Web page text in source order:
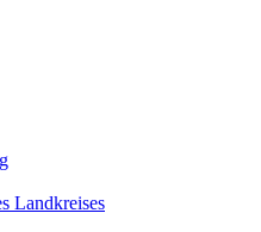
Landkreises